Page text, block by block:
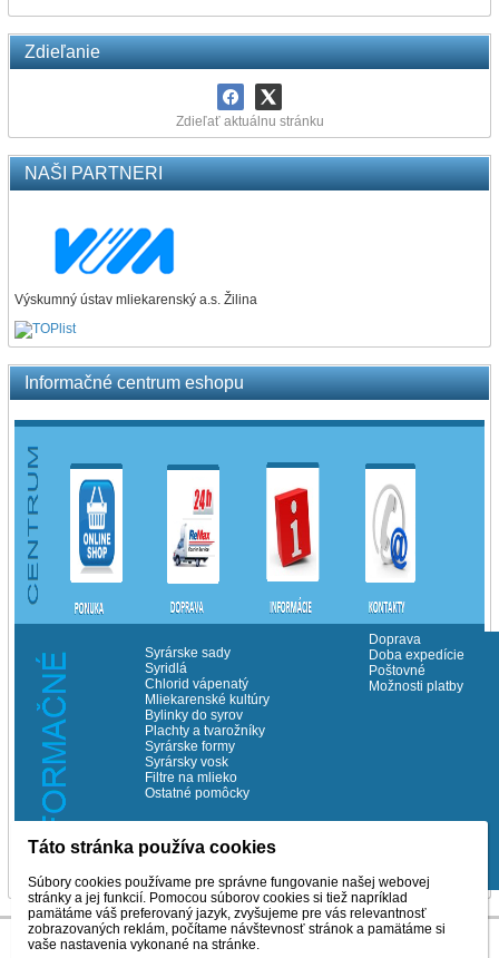
Zdieľanie
Zdieľať aktuálnu stránku
NAŠI PARTNERI
Výskumný ústav mliekarenský a.s. Žilina
Informačné centrum eshopu
Syrárske sady
Syridlá
Chlorid vápenatý
Mliekarenské kultúry
Bylinky do syrov
Plachty a tvarožníky
Syrárske formy
Syrársky vosk
Filtre na mlieko
Ostatné pomôcky
Doprava
Doba expedície
Poštovné
Možnosti platby
Táto stránka používa cookies
Súbory cookies používame pre správne fungovanie našej webovej
stránky a jej funkcií. Pomocou súborov cookies si tiež napríklad
pamätáme váš preferovaný jazyk, zvyšujeme pre vás relevantnosť
zobrazovaných reklám, počítame návštevnosť stránok a pamätáme si
vaše nastavenia vykonané na stránke.